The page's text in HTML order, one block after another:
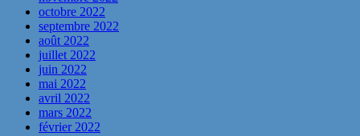
octobre 2022
septembre 2022
août 2022
juillet 2022
juin 2022
mai 2022
avril 2022
mars 2022
février 2022